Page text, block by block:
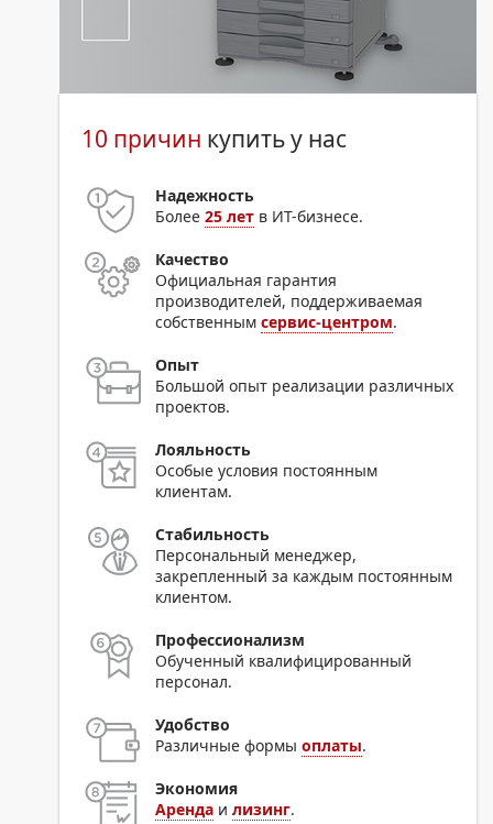
10 причин купить у нас
Надежность
Более25 лет в ИТ-бизнесе.
Качество
Официальная гарантия
производителей, поддерживаемая
собственнымсервис-центром.
Опыт
Большой опыт реализации различных
проектов.
Лояльность
Особые условия постоянным
клиентам.
Стабильность
Персональный менеджер,
закрепленный за каждым постоянным
клиентом.
Профессионализм
Обученный квалифицированный
персонал.
Удобство
Различные формыоплаты.
Экономия
Аренда илизинг.